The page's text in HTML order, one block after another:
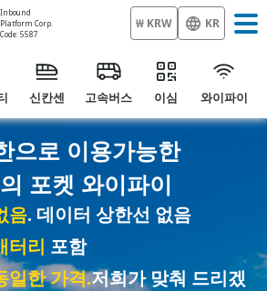
Inbound
Platform Corp.
Code: 5587
₩ KRW KR
신칸센 고속버스 이심 와이파이
으로 이용가능한
포켓 와이파이
음. 데이터 상한선 없음
터리 포함
일한 가격.저희가 맞춰 드리겠